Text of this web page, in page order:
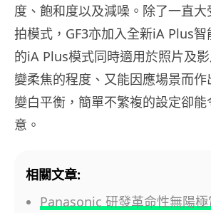
度、飽和度以及減噪。除了一直
拍模式，GF3亦加入全新iA Plus
的iA Plus模式同時適用於照片及
變柔焦的程度、又能因應場景而
變白平衡，簡單不繁複的設定卻
意。
相關文章:
Panasonic 研發革命性無陽極